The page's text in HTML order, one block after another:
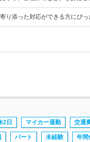
添った対応ができる方にぴっ
2日 マイカー通勤 交通
パート 未経験 年間